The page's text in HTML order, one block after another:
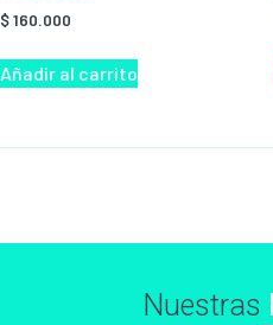
$160.000
Añadir al carrito
Nuestras